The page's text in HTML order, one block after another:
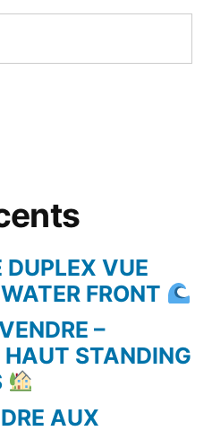
DUPLEX VUE
FRONT
–
STANDING
AUX